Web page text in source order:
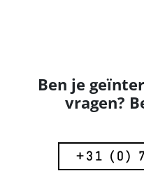
Ben je
vragen?
+31 (0)